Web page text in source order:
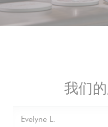
我们
Evelyne L